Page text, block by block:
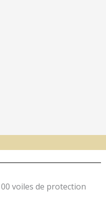
voiles de protection